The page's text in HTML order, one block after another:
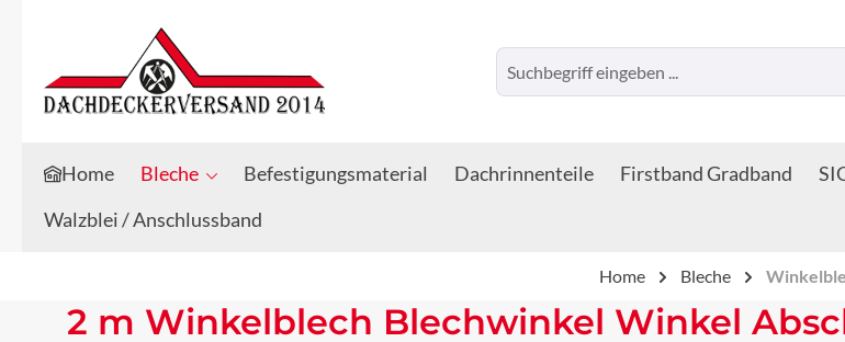
Zum Hauptinhalt springen
Zur Suche springen
Home Bleche Befestigungsmaterial Dachrinnenteile Firstband Gradband
Walzblei / Anschlussband
Home Bleche
2 m Winkelblech Blechwinkel Winkel